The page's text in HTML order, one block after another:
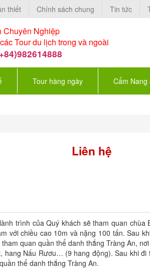
thiết Chính sách chung Tin tức
Chuyên Nghiệp
Tour du lịch trong và ngoài
Tour hàng ngày Cẩm Nang
Liên hệ
trình của Quý khách sẽ tham quan chùa
với chiều cao 10m và nặng 100 tấn. Sau
quan quần thể danh thắng Tràng An,
hang Nấu Rươu… (9 hang động). Sau khi đi
thể danh thắng Tràng An.